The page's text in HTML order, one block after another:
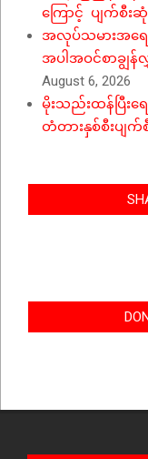
ကြောင့် ပျက်စီးဆုံး
အလုပ်သမားအရေ
အပါအဝင်စာချွ
August 6, 2026
မိုးသည်းထန်ပြီးရ
တံတားနှစ်စီးပျက်